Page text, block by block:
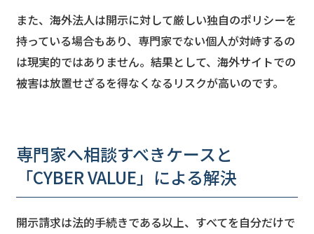
また、海外法人は開示に対して厳しい独自のポリシーを
持っている場合もあり、専門家でない個人が対峙するの
は現実的ではありません。結果として、海外サイトでの
被害は放置せざるを得なくなるリスクが高いのです。
専門家へ相談すべきケースと
「CYBER VALUE」による解決
開示請求は法的手続きである以上、すべてを自分だけで